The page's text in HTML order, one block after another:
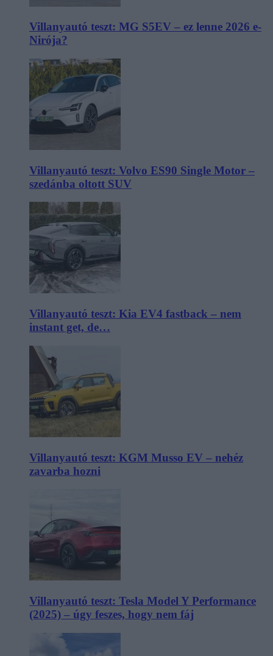
Villanyautó teszt: MG S5EV – ez lenne 2026 e-
Nirója?
Villanyautó teszt: Volvo ES90 Single Motor –
szedánba oltott SUV
Villanyautó teszt: Kia EV4 fastback – nem
instant get, de…
Villanyautó teszt: KGM Musso EV – nehéz
zavarba hozni
Villanyautó teszt: Tesla Model Y Performance
(2025) – úgy feszes, hogy nem fáj